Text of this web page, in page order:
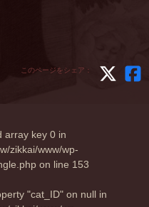
このページをシェア：
array key 0 in
zikkai/www/wp-
on line 153
"cat_ID" on null in